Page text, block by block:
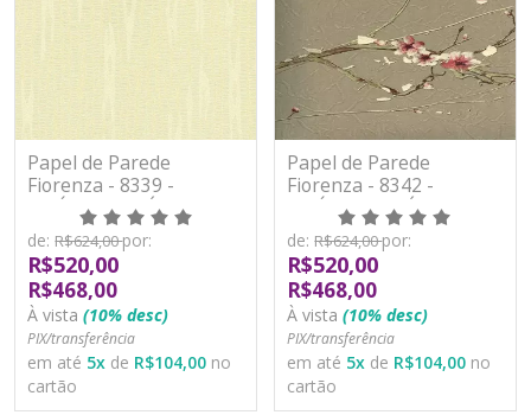
Papel de Parede
Fiorenza - 8339 -
VINÍLICO LAVÁVEL
de: R$624,00por:
R$520,00
R$468,00
À vista (10% desc)
PIX/transferência
em até 5x de R$104,00 no
cartão
Papel de Parede
Fiorenza - 8342 -
VINÍLICO LAVÁVEL
de: R$624,00por:
R$520,00
R$468,00
À vista (10% desc)
PIX/transferência
em até 5x de R$104,00 no
cartão